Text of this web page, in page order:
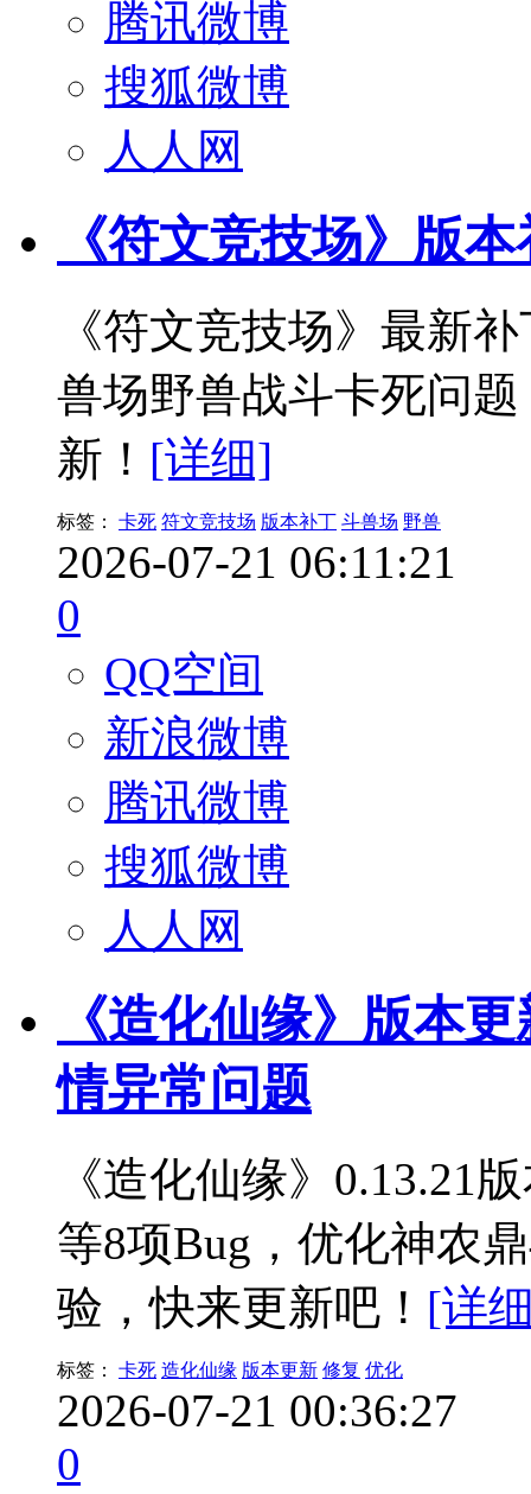
腾讯微博
搜狐微博
人人网
《符文竞技场》版
《符文竞技场》最新
兽场野兽战斗卡死问
新！ [详细]
标签： 卡死 符文竞技场 版本补丁 斗兽场 野兽
2026-07-21 06:11:21
0
QQ空间
新浪微博
腾讯微博
搜狐微博
人人网
《造化仙缘》版本
情异常问题
《造化仙缘》0.13.21
等8项Bug，优化神农
验，快来更新吧！ [详
标签： 卡死 造化仙缘 版本更新 修复 优化
2026-07-21 00:36:27
0